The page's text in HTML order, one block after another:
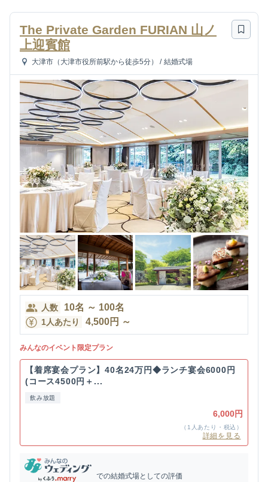
The Private Garden FURIAN 山ノ
上迎賓館
大津市（大津市役所前駅から徒歩5分） / 結婚式場
人数 10名 ～ 100名
1人あたり 4,500円 ～
みんなのイベント限定プラン
【着席宴会プラン】40名24万円◆ランチ宴会6000円
(コース4500円＋...
飲み放題
6,000円
（1人あたり・税込）
詳細を見る
での結婚式場としての評価